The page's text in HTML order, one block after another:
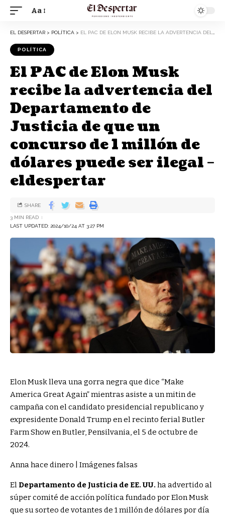
Aa
EL DESPERTAR > POLÍTICA > EL PAC DE ELON MUSK RECIBE LA ADVERTENCIA DEL DEPARTAMENTO DE JUSTICIA DE QUE UN CONCURSO DE 1 MILLÓN DE DÓLARES PUEDE SER ILEGAL – ELDESPERTAR
POLÍTICA
El PAC de Elon Musk
recibe la advertencia del
Departamento de
Justicia de que un
concurso de 1 millón de
dólares puede ser ilegal –
eldespertar
LAST UPDATED: 2024/10/24 AT 3:27 PM
3 MIN READ
SHARE
Elon Musk lleva una gorra negra que dice “Make
America Great Again” mientras asiste a un mitin de
campaña con el candidato presidencial republicano y
expresidente Donald Trump en el recinto ferial Butler
Farm Show en Butler, Pensilvania, el 5 de octubre de
2024.
Anna hace dinero | Imágenes falsas
El Departamento de Justicia de EE. UU. ha advertido al
súper comité de acción política fundado por Elon Musk
que su sorteo de votantes de 1 millón de dólares por día